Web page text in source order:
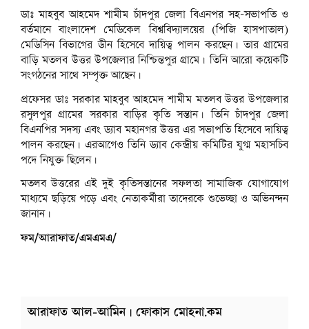
ডাঃ মাহবুব আহমেদ শামীম চাঁদপুর জেলা বিএনপর সহ-সভাপতি ও
বর্তমানে বাংলাদেশ মেডিকেল বিশ্ববিদ্যালয়ের (পিজি হাসপাতাল)
মেডিসিন বিভাগের ডীন হিসেবে দায়িত্ব পালন করছেন। তার গ্রামের
বাড়ি মতলব উত্তর উপজেলার নিশ্চিন্তপুর গ্রামে। তিনি আরো কয়েকটি
সংগঠনের সাথে সম্পৃক্ত আছেন।
প্রফেসর ডাঃ সরকার মাহবুব আহমেদ শামীম মতলব উত্তর উপজেলার
রসুলপুর গ্রামের সরকার বাড়ির কৃতি সন্তান। তিনি চাঁদপুর জেলা
বিএনপির সদস্য এবং ড্যাব মহানগর উত্তর এর সভাপতি হিসেবে দায়িত্ব
পালন করছেন। এরআগেও তিনি ড্যাব কেন্দ্রীয় কমিটির যুগ্ম মহাসচিব
পদে নিযুক্ত ছিলেন।
মতলব উত্তরের এই দুই কৃতিসন্তানের সফলতা সামাজিক যোগাযোগ
মাধ্যমে ছড়িয়ে পড়ে এবং নেতাকর্মীরা তাদেরকে শুভেচ্ছা ও অভিনন্দন
জানান।
ফম/আরাফাত/এমএমএ/
আরাফাত আল-আমিন | ফোকাস মোহনা.কম